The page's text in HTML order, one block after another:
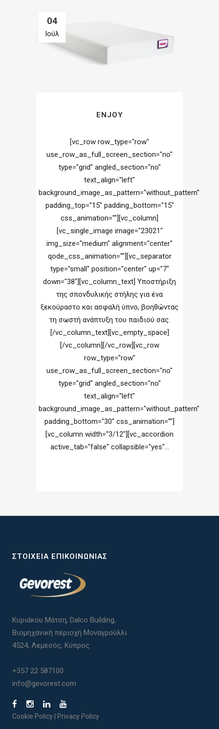
04
Ιούλ
ENJOY
[vc_row row_type="row"
use_row_as_full_screen_section="no"
type="grid" angled_section="no"
text_align="left"
background_image_as_pattern="without_pattern"
padding_top="15" padding_bottom="15"
css_animation=""][vc_column]
[vc_single_image image="23021"
img_size="medium" alignment="center"
qode_css_animation=""][vc_separator
type="small" position="center" up="7"
down="38"][vc_column_text] Υποστήριξη
της σπονδυλικής στήλης για ένα
ξεκούραστο και ασφαλή ύπνο, βοηθώντας
τη σωστή ανάπτυξη του παιδιού σας.
[/vc_column_text][vc_empty_space]
[/vc_column][/vc_row][vc_row
row_type="row"
use_row_as_full_screen_section="no"
type="grid" angled_section="no"
text_align="left"
background_image_as_pattern="without_pattern"
padding_bottom="30" css_animation=""]
[vc_column width="3/12"][vc_accordion
active_tab="false" collapsible="yes"...
ΣΤΟΙΧΕΊΑ ΕΠΙΚΟΙΝΩΝΊΑΣ
Κυριάκου Μάτση, Dalco Building,
Βιομηχανική περιοχή Μοναγρούλλι
4524, Λεμεσός, Κύπρος
+357 22 587100
info@gevorest.com
Cookie Policy Privacy Policy